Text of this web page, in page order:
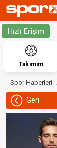
Hızlı Erişim
Takımım
Spor Haberleri
Geri